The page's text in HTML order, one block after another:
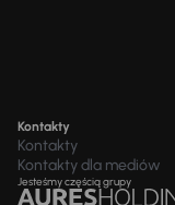
Kontakty
Kontakty
Kontakty dla mediów
Jesteśmy częścią grupy